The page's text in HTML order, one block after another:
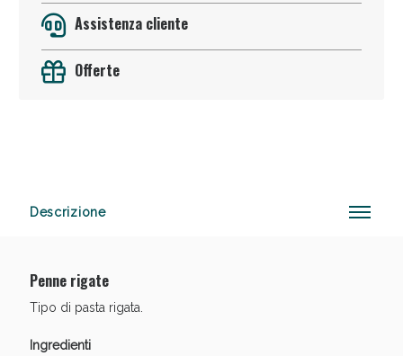
Assistenza cliente
Offerte
Descrizione
Penne rigate
Tipo di pasta rigata.
Ingredienti